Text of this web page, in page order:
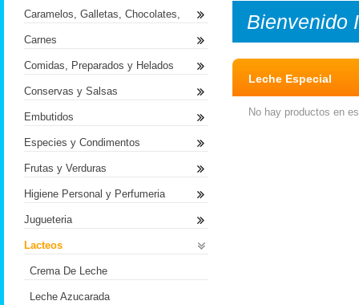
Bienvenido
Leche Especial
No hay productos en
Caramelos, Galletas, Chocolates,
Carnes
Comidas, Preparados y Helados
Conservas y Salsas
Embutidos
Especies y Condimentos
Frutas y Verduras
Higiene Personal y Perfumeria
Jugueteria
Lacteos
Crema De Leche
Leche Azucarada